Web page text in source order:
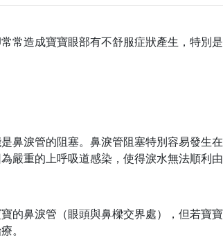
造成寶寶眼部有不舒服症狀產生，特別
鼻淚管的阻塞。鼻淚管阻塞特別容易發生
重的上呼吸道感染，使得淚水無法順利由
的鼻淚管（眼頭與鼻樑交界處），但若寶
。